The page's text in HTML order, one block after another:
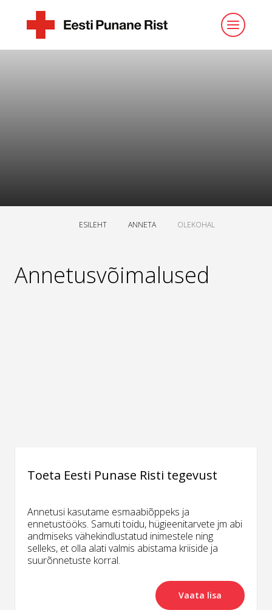
ESILEHT ANNETA OLEKOHAL
Annetusvõimalused
Toeta Eesti Punase Risti tegevust
Annetusi kasutame esmaabiõppeks ja
ennetustööks. Samuti toidu, hügieenitarvete jm abi
andmiseks vähekindlustatud inimestele ning
selleks, et olla alati valmis abistama kriiside ja
suurõnnetuste korral.
Vaata lisa